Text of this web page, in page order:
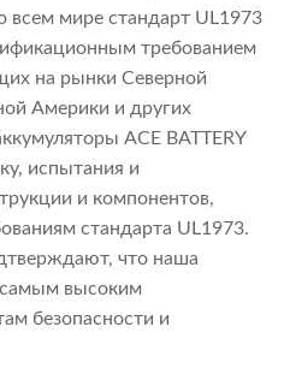
всем мире стандарт UL1973
требованием
на рынки Северной
Америки и других
ACE BATTERY
испытания и
и компонентов,
стандарта UL1973.
что наша
самым высоким
безопасности и